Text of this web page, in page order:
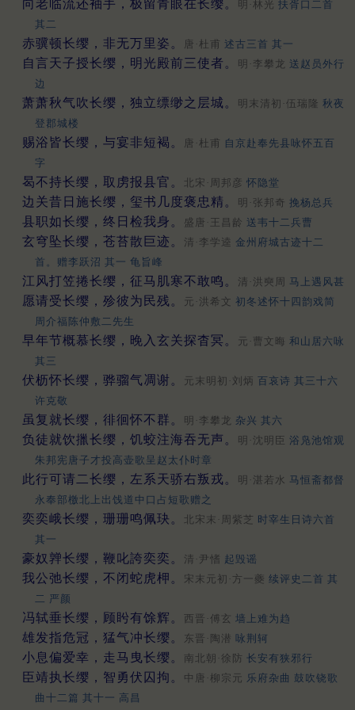
向老临流还袖手，极留青眼在长缨。 明·林光 扶胥口二首
其二
赤骥顿长缨，非无万里姿。 唐·杜甫 述古三首 其一
自言天子授长缨，明光殿前三使者。 明·李攀龙 送赵员外行
边
萧萧秋气吹长缨，独立缥缈之层城。 明末清初·伍瑞隆 秋夜
登郡城楼
赐浴皆长缨，与宴非短褐。 唐·杜甫 自京赴奉先县咏怀五百
字
曷不持长缨，取虏报县官。 北宋·周邦彦 怀隐堂
边关昔日施长缨，玺书几度褒忠精。 明·张邦奇 挽杨总兵
县职如长缨，终日检我身。 盛唐·王昌龄 送韦十二兵曹
玄穹坠长缨，苍苔散巨迹。 清·李学逵 金州府城古迹十二
首。赠李跃沼 其一 龟旨峰
江风打笠捲长缨，征马肌寒不敢鸣。 清·洪奭周 马上遇风甚
愿请受长缨，殄彼为民残。 元·洪希文 初冬述怀十四韵戏简
周介福陈仲敷二先生
早年节概慕长缨，晚入玄关探杳冥。 元·曹文晦 和山居六咏
其三
伏枥怀长缨，骅骝气凋谢。 元末明初·刘炳 百哀诗 其三十六
许克敬
虽复就长缨，徘徊怀不群。 明·李攀龙 杂兴 其六
负徒就饮擸长缨，饥蛟注海吞无声。 明·沈明臣 浴凫池馆观
朱邦宪唐子才投高壶歌呈赵太仆时章
此行可请二长缨，左系天骄右叛戎。 明·湛若水 马恒斋都督
永奉部檄北上出饯道中口占短歌赠之
奕奕峨长缨，珊珊鸣佩玦。 北宋末·周紫芝 时宰生日诗六首
其一
豪奴亸长缨，鞭叱誇奕奕。 清·尹愭 起毁谣
我公弛长缨，不闭蛇虎柙。 宋末元初·方一夔 续评史二首 其
二 严颜
冯轼垂长缨，顾盻有馀辉。 西晋·傅玄 墙上难为趋
雄发指危冠，猛气冲长缨。 东晋·陶潜 咏荆轲
小息偏爱幸，走马曳长缨。 南北朝·徐防 长安有狭邪行
臣靖执长缨，智勇伏囚拘。 中唐·柳宗元 乐府杂曲 鼓吹铙歌
曲十二篇 其十一 高昌